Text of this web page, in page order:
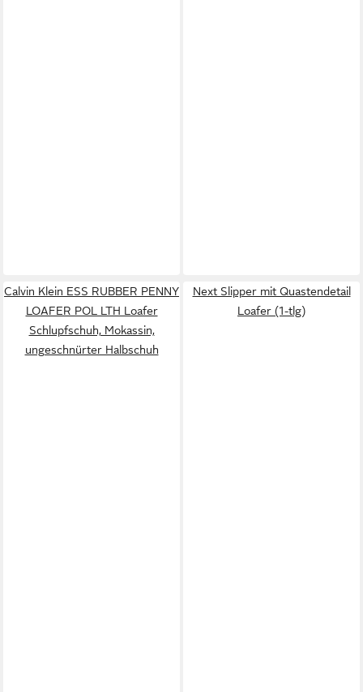
Calvin Klein ESS RUBBER PENNY
LOAFER POL LTH Loafer
Schlupfschuh, Mokassin,
ungeschnürter Halbschuh
Next Slipper mit Quastendetail
Loafer (1-tlg)